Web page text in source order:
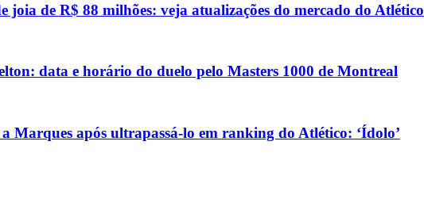
joia de R$ 88 milhões: veja atualizações do mercado do Atlético
data e horário do duelo pelo Masters 1000 de Montreal
Marques após ultrapassá-lo em ranking do Atlético: ‘Ídolo’